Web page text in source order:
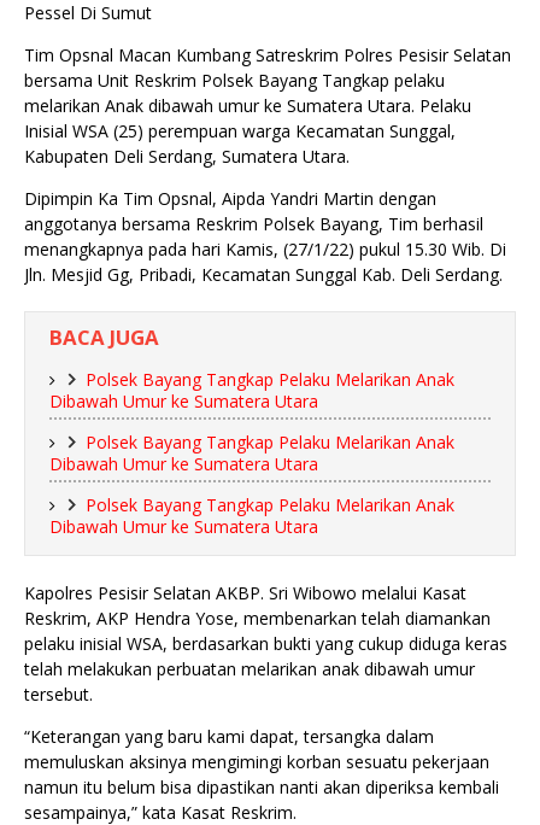
Pessel Di Sumut
Tim Opsnal Macan Kumbang Satreskrim Polres Pesisir Selatan
bersama Unit Reskrim Polsek Bayang Tangkap pelaku
melarikan Anak dibawah umur ke Sumatera Utara. Pelaku
Inisial WSA (25) perempuan warga Kecamatan Sunggal,
Kabupaten Deli Serdang, Sumatera Utara.
Dipimpin Ka Tim Opsnal, Aipda Yandri Martin dengan
anggotanya bersama Reskrim Polsek Bayang, Tim berhasil
menangkapnya pada hari Kamis, (27/1/22) pukul 15.30 Wib. Di
Jln. Mesjid Gg, Pribadi, Kecamatan Sunggal Kab. Deli Serdang.
BACA JUGA
Polsek Bayang Tangkap Pelaku Melarikan Anak
Dibawah Umur ke Sumatera Utara
Polsek Bayang Tangkap Pelaku Melarikan Anak
Dibawah Umur ke Sumatera Utara
Polsek Bayang Tangkap Pelaku Melarikan Anak
Dibawah Umur ke Sumatera Utara
Kapolres Pesisir Selatan AKBP. Sri Wibowo melalui Kasat
Reskrim, AKP Hendra Yose, membenarkan telah diamankan
pelaku inisial WSA, berdasarkan bukti yang cukup diduga keras
telah melakukan perbuatan melarikan anak dibawah umur
tersebut.
“Keterangan yang baru kami dapat, tersangka dalam
memuluskan aksinya mengimingi korban sesuatu pekerjaan
namun itu belum bisa dipastikan nanti akan diperiksa kembali
sesampainya,” kata Kasat Reskrim.